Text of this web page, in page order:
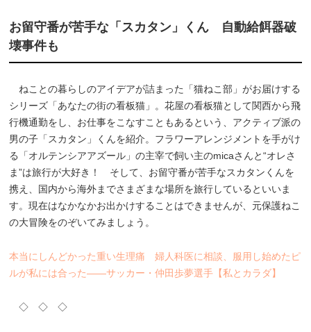
お留守番が苦手な「スカタン」くん 自動給餌器破
壊事件も
ねことの暮らしのアイデアが詰まった「猫ねこ部」がお届けする
シリーズ「あなたの街の看板猫」。花屋の看板猫として関西から飛
行機通勤をし、お仕事をこなすこともあるという、アクティブ派の
男の子「スカタン」くんを紹介。フラワーアレンジメントを手がけ
る「オルテンシアアズール」の主宰で飼い主のmicaさんと“オレさ
ま”は旅行が大好き！ そして、お留守番が苦手なスカタンくんを
携え、国内から海外までさまざまな場所を旅行しているといいま
す。現在はなかなかお出かけすることはできませんが、元保護ねこ
の大冒険をのぞいてみましょう。
本当にしんどかった重い生理痛 婦人科医に相談、服用し始めたピ
ルが私には合った――サッカー・仲田歩夢選手【私とカラダ】
◇ ◇ ◇